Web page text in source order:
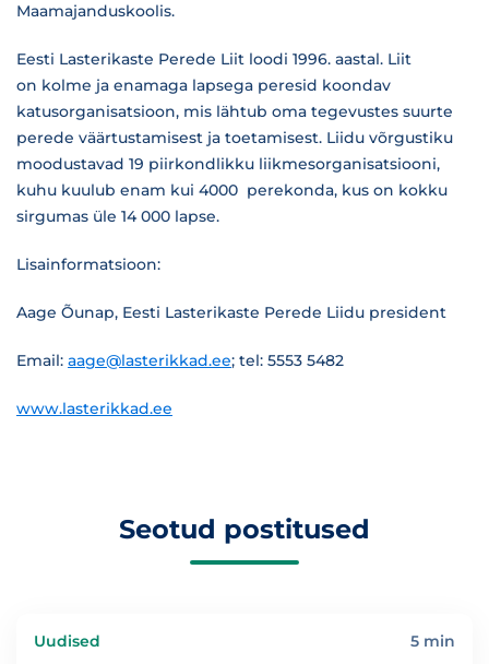
Maamajanduskoolis.
Eesti Lasterikaste Perede Liit loodi 1996. aastal. Liit
on kolme ja enamaga lapsega peresid koondav
katusorganisatsioon, mis lähtub oma tegevustes suurte
perede väärtustamisest ja toetamisest. Liidu võrgustiku
moodustavad 19 piirkondlikku liikmesorganisatsiooni,
kuhu kuulub enam kui 4000 perekonda, kus on kokku
sirgumas üle 14 000 lapse.
Lisainformatsioon:
Aage Õunap, Eesti Lasterikaste Perede Liidu president
Email: aage@lasterikkad.ee; tel: 5553 5482
www.lasterikkad.ee
Seotud postitused
Uudised 5 min